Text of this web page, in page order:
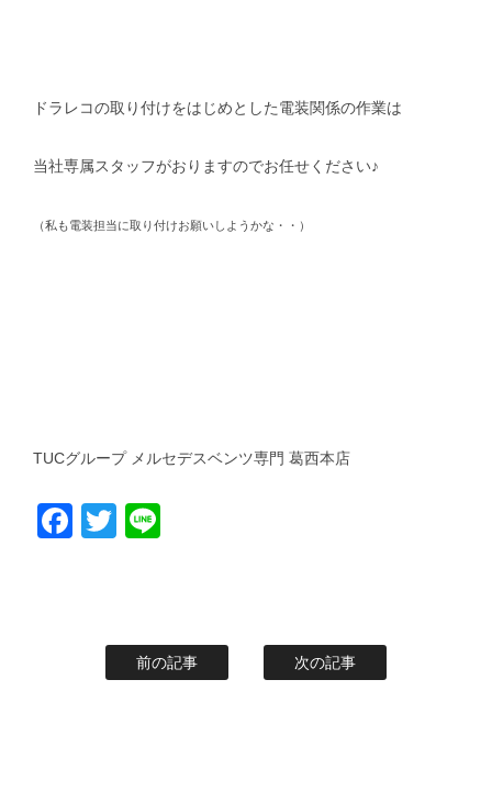
ドラレコの取り付けをはじめとした電装関係の作業は
当社専属スタッフがおりますのでお任せください♪
（私も電装担当に取り付けお願いしようかな・・）
TUCグループ メルセデスベンツ専門 葛西本店
Facebook
Twitter
前の記事 次の記事